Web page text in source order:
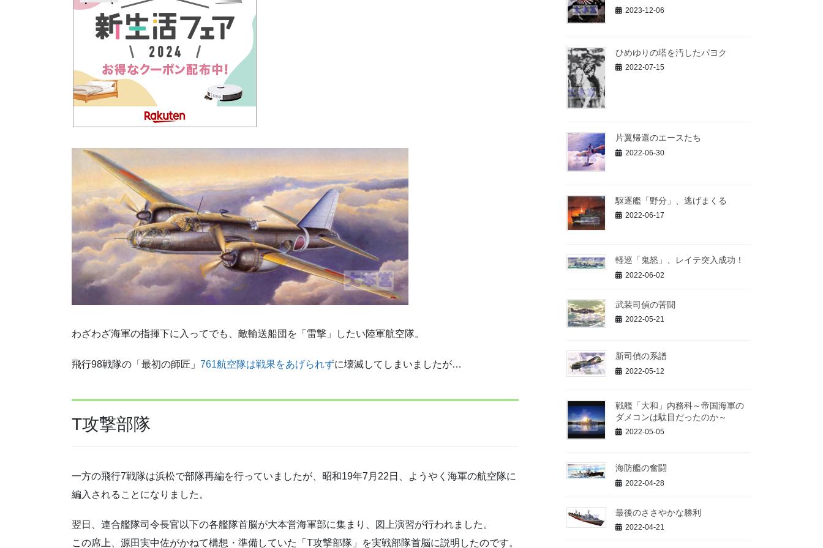
わざわざ海軍の指揮下に入ってでも、敵輸送船団を「雷撃」したい陸軍航空隊。
飛行98戦隊の「最初の師匠」 761航空隊は戦果をあげられずに壊滅してしまいましたが…
T攻撃部隊
一方の飛行7戦隊は浜松で部隊再編を行っていましたが、昭和19年7月22日、ようやく海軍の航空隊に
編入されることになりました。
翌日、連合艦隊司令長官以下の各艦隊首脳が大本営海軍部に集まり、図上演習が行われました。
この席上、源田実中佐がかねて構想・準備していた「T攻撃部隊」を実戦部隊首脳に説明したのです。
2023-12-06
ひめゆりの塔を汚したパヨク
2022-07-15
片翼帰還のエースたち
2022-06-30
駆逐艦「野分」、逃げまくる
2022-06-17
軽巡「鬼怒」、レイテ突入成功！
2022-06-02
武装司偵の苦闘
2022-05-21
新司偵の系譜
2022-05-12
戦艦「大和」内務科～帝国海軍の
ダメコンは駄目だったのか～
2022-05-05
海防艦の奮闘
2022-04-28
最後のささやかな勝利
2022-04-21